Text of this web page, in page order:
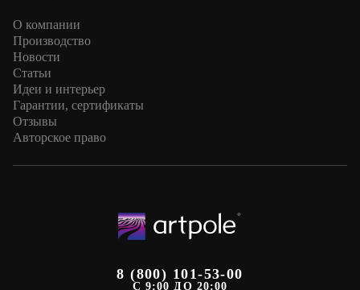
О компании
Производство
Новости
Статьи
Идеи и интерьер
Гарантии, сертификаты
Отзывы
Авторское право
8 (800) 101-53-00
С 9:00 ДО 20:00